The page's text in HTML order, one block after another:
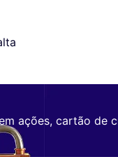
ações, cartão de